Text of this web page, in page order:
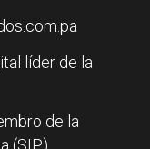
líder de la
de la
(SIP).